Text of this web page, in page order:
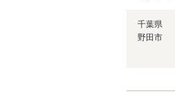
千葉県
野田市